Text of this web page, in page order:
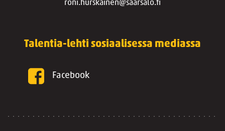
roni.hurskainen@saarsalo.fi
Talentia-lehti sosiaalisessa mediassa
Facebook